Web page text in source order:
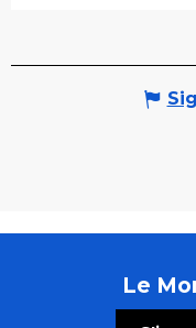
Le